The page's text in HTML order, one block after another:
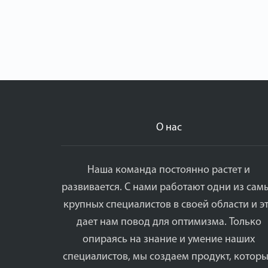
О нас
Наша команда постоянно растет и
развивается. С нами работают одни из
крупных специалистов в своей области и
дает нам повод для оптимизма. Только
опираясь на знание и умение наших
специалистов, мы создаем продукт,